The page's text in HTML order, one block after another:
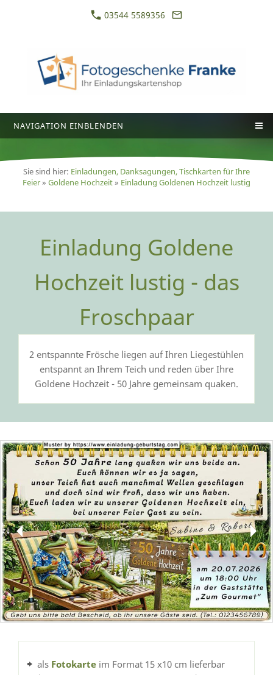
03544 5589356
NAVIGATION EINBLENDEN
Sie sind hier: Einladungen, Danksagungen, Tischkarten für Ihre
Feier» Goldene Hochzeit» Einladung Goldenen Hochzeit lustig
Einladung Goldene
Hochzeit lustig - das
Froschpaar
2 entspannte Frösche liegen auf Ihren Liegestühlen
entspannt an Ihrem Teich und reden über Ihre
Goldene Hochzeit - 50 Jahre gemeinsam quaken.
als Fotokarte im Format 15 x10 cm lieferbar